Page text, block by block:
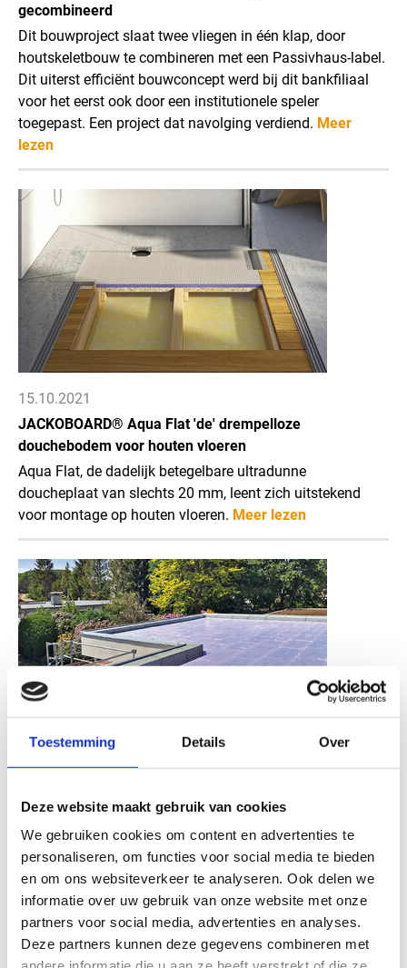
Toestemming Details Over
Deze website maakt gebruik van cookies
We gebruiken cookies om content en advertenties te
personaliseren, om functies voor social media te bieden
en om ons websiteverkeer te analyseren. Ook delen we
informatie over uw gebruik van onze website met onze
partners voor social media, advertenties en analyses.
Deze partners kunnen deze gegevens combineren met
gecombineerd
Dit bouwproject slaat twee vliegen in één klap, door
houtskeletbouw te combineren met een Passivhaus-label.
Dit uiterst efficiënt bouwconcept werd bij dit bankfiliaal
voor het eerst ook door een institutionele speler
toegepast. Een project dat navolging verdiend. Meer
lezen
15.10.2021
JACKOBOARD® Aqua Flat 'de' drempelloze
douchebodem voor houten vloeren
Aqua Flat, de dadelijk betegelbare ultradunne
doucheplaat van slechts 20 mm, leent zich uitstekend
voor montage op houten vloeren. Meer lezen
04.10.2021
de toekomst dankzij omkeerdak
Platte daken beleven een ware revival. Maar hoe zorgen
dat een ouder gebouw met een plat dak ook voldoet aan
de moderne energienormen? Dit voorbeeld toont het aan!
Het fraaie architectenhuis, dicht bij de stad en toch
midden in het groen, wekte meteen het nodige
enthousiasme op. Onmiskenbaar was ook de noodzaak